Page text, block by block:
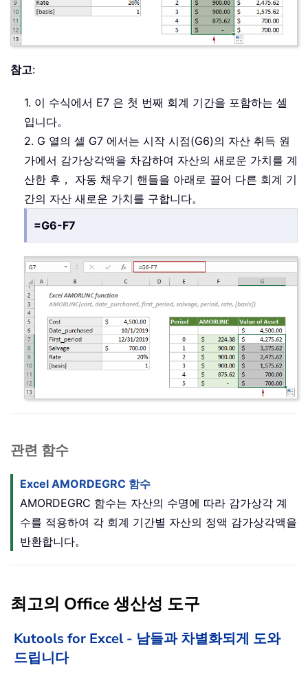
참고:
1. 이 수식에서 E7 은 첫 번째 회계 기간을 포함하는 셀
입니다。
2. G 열의 셀 G7 에서는 시작 시점(G6)의 자산 취득 원
가에서 감가상각액을 차감하여 자산의 새로운 가치를 계
산한 후， 자동 채우기 핸들을 아래로 끌어 다른 회계 기
간의 자산 새로운 가치를 구합니다。
=G6-F7
관련 함수
Excel AMORDEGRC 함수
AMORDEGRC 함수는 자산의 수명에 따라 감가상각 계
수를 적용하여 각 회계 기간별 자산의 정액 감가상각액을
반환합니다。
최고의 Office 생산성 도구
Kutools for Excel - 남들과 차별화되게 도와
드립니다